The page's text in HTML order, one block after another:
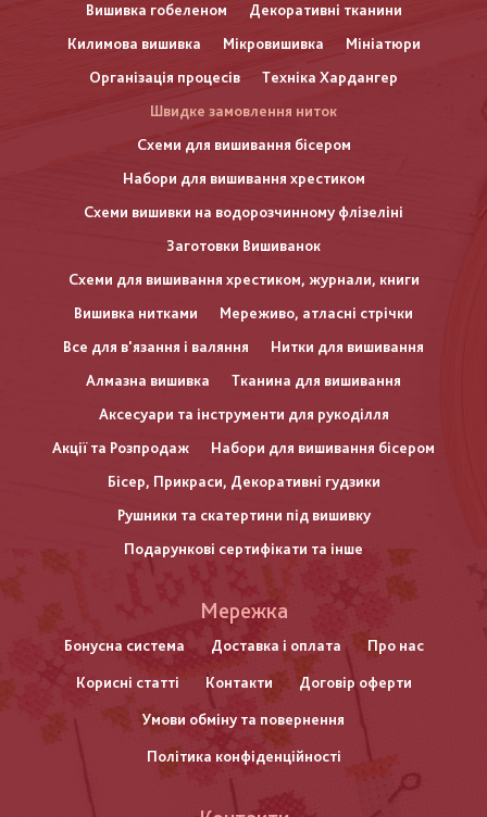
Вишивка гобеленом
Декоративні тканини
Килимова вишивка
Мікровишивка
Мініатюри
Організація процесів
Техніка Хардангер
Швидке замовлення ниток
Схеми для вишивання бісером
Набори для вишивання хрестиком
Схеми вишивки на водорозчинному флізеліні
Заготовки Вишиванок
Схеми для вишивання хрестиком, журнали, книги
Вишивка нитками
Мереживо, атласні стрічки
Все для в'язання і валяння
Нитки для вишивання
Алмазна вишивка
Тканина для вишивання
Аксесуари та інструменти для рукоділля
Акції та Розпродаж
Набори для вишивання бісером
Бісер, Прикраси, Декоративні гудзики
Рушники та скатертини під вишивку
Подарункові сертифікати та інше
нижнього
колонтитулу
Мережка
Бонусна система Доставка і оплата Про нас
Корисні статті Контакти Договір оферти
Умови обміну та повернення
Політика конфіденційності